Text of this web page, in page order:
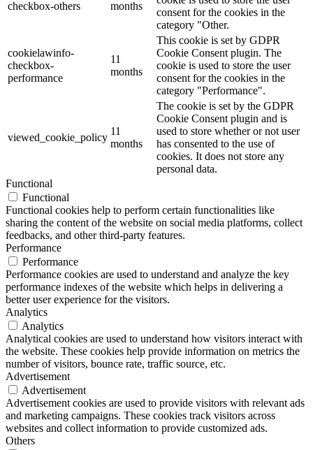
checkbox-others
months
consent for the cookies in the
category "Other.
cookielawinfo-
checkbox-
performance
11
months
This cookie is set by GDPR
Cookie Consent plugin. The
cookie is used to store the user
consent for the cookies in the
category "Performance".
viewed_cookie_policy
11
months
The cookie is set by the GDPR
Cookie Consent plugin and is
used to store whether or not user
has consented to the use of
cookies. It does not store any
personal data.
Functional
Functional
Functional cookies help to perform certain functionalities like
sharing the content of the website on social media platforms, collect
feedbacks, and other third-party features.
Performance
Performance
Performance cookies are used to understand and analyze the key
performance indexes of the website which helps in delivering a
better user experience for the visitors.
Analytics
Analytics
Analytical cookies are used to understand how visitors interact with
the website. These cookies help provide information on metrics the
number of visitors, bounce rate, traffic source, etc.
Advertisement
Advertisement
Advertisement cookies are used to provide visitors with relevant ads
and marketing campaigns. These cookies track visitors across
websites and collect information to provide customized ads.
Others